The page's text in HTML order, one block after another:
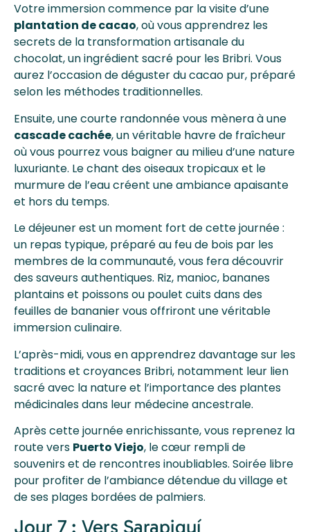
Votre immersion commence par la visite d’une
plantation de cacao, où vous apprendrez les
secrets de la transformation artisanale du
chocolat, un ingrédient sacré pour les Bribri. Vous
aurez l’occasion de déguster du cacao pur, préparé
selon les méthodes traditionnelles.
Ensuite, une courte randonnée vous mènera à une
cascade cachée, un véritable havre de fraîcheur
où vous pourrez vous baigner au milieu d’une nature
luxuriante. Le chant des oiseaux tropicaux et le
murmure de l’eau créent une ambiance apaisante
et hors du temps.
Le déjeuner est un moment fort de cette journée :
un repas typique, préparé au feu de bois par les
membres de la communauté, vous fera découvrir
des saveurs authentiques. Riz, manioc, bananes
plantains et poissons ou poulet cuits dans des
feuilles de bananier vous offriront une véritable
immersion culinaire.
L’après-midi, vous en apprendrez davantage sur les
traditions et croyances Bribri, notamment leur lien
sacré avec la nature et l’importance des plantes
médicinales dans leur médecine ancestrale.
Après cette journée enrichissante, vous reprenez la
route vers Puerto Viejo, le cœur rempli de
souvenirs et de rencontres inoubliables. Soirée libre
pour profiter de l’ambiance détendue du village et
de ses plages bordées de palmiers.
Jour 7 : Vers Sarapiquí